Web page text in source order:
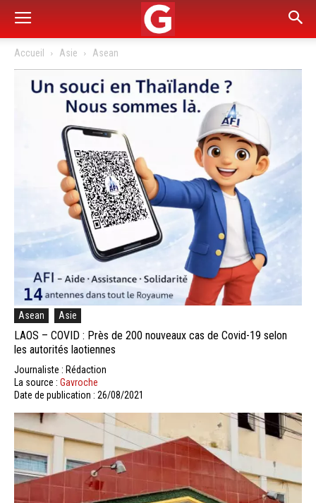
Accueil Asie Asean
Asean Asie
LAOS – COVID : Près de 200 nouveaux cas de Covid-19 selon
les autorités laotiennes
Journaliste : Rédaction
La source : Gavroche
Date de publication : 26/08/2021